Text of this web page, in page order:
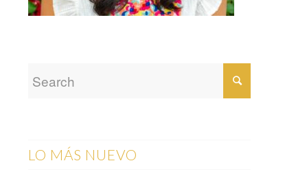
LO MÁS NUEVO